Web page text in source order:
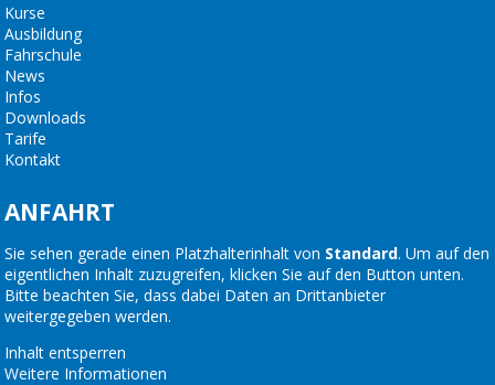
Kurse
Ausbildung
Fahrschule
News
Infos
Downloads
Tarife
Kontakt
ANFAHRT
Sie sehen gerade einen Platzhalterinhalt von Standard. Um auf den
eigentlichen Inhalt zuzugreifen, klicken Sie auf den Button unten.
Bitte beachten Sie, dass dabei Daten an Drittanbieter
weitergegeben werden.
Inhalt entsperren
Weitere Informationen